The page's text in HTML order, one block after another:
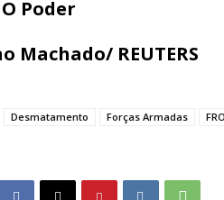
Poder
Machado/ REUTERS
Desmatamento Forças Armadas